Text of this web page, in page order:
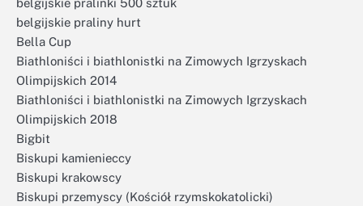
belgijskie pralinki 500 sztuk
belgijskie praliny hurt
Bella Cup
Biathloniści i biathlonistki na Zimowych Igrzyskach
Olimpijskich 2014
Biathloniści i biathlonistki na Zimowych Igrzyskach
Olimpijskich 2018
Bigbit
Biskupi kamienieccy
Biskupi krakowscy
Biskupi przemyscy (Kościół rzymskokatolicki)